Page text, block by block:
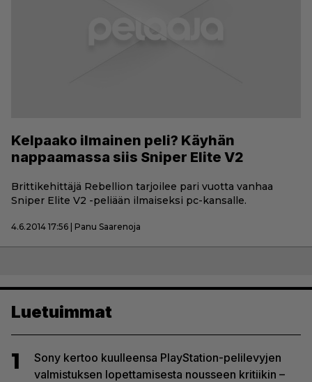
Kelpaako ilmainen peli? Käyhän
nappaamassa siis Sniper Elite V2
Brittikehittäjä Rebellion tarjoilee pari vuotta vanhaa
Sniper Elite V2 -peliään ilmaiseksi pc-kansalle.
4.6.2014 17:56 | Panu Saarenoja
Luetuimmat
1
Sony kertoo kuulleensa PlayStation-pelilevyjen
valmistuksen lopettamisesta nousseen kritiikin –